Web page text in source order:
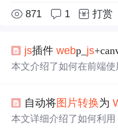
871 1 打赏
js插件webp_ js
本文介绍了如何在前端使
在网页上直接预览和保存
浏览器中运行此功能，因
自动将图片转换为
本文详细介绍了如何利用